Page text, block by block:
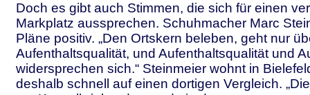
Doch es gibt auch Stimmen, die sich für einen
Markplatz aussprechen. Schuhmacher Marc
Pläne positiv. „Den Ortskern beleben, geht nur
Aufenthaltsqualität, und Aufenthaltsqualität und
widersprechen sich.“ Steinmeier wohnt in
deshalb schnell auf einen dortigen Vergleich.